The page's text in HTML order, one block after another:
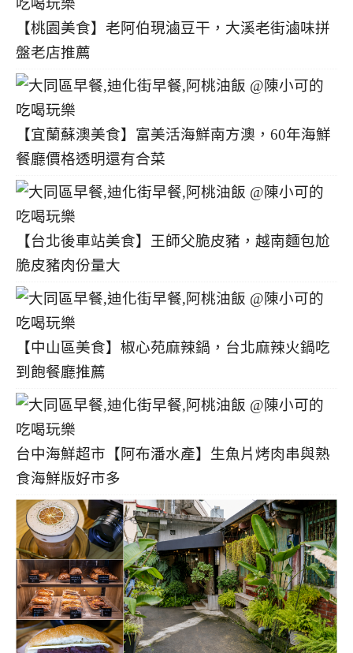
【桃園美食】老阿伯現滷豆干，大溪老街滷味拼
盤老店推薦
【宜蘭蘇澳美食】富美活海鮮南方澳，60年海鮮
餐廳價格透明還有合菜
【台北後車站美食】王師父脆皮豬，越南麵包尬
脆皮豬肉份量大
【中山區美食】椒心苑麻辣鍋，台北麻辣火鍋吃
到飽餐廳推薦
台中海鮮超市【阿布潘水產】生魚片烤肉串與熟
食海鮮版好市多